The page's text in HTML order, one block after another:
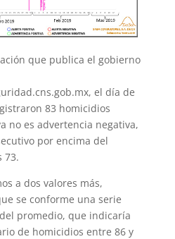
que publica el gobierno
el día de
83 homicidios
no es advertencia negativa,
por encima del
73.
a dos valores más,
se conforme una serie
promedio, que indicaría
de homicidios entre 86 y